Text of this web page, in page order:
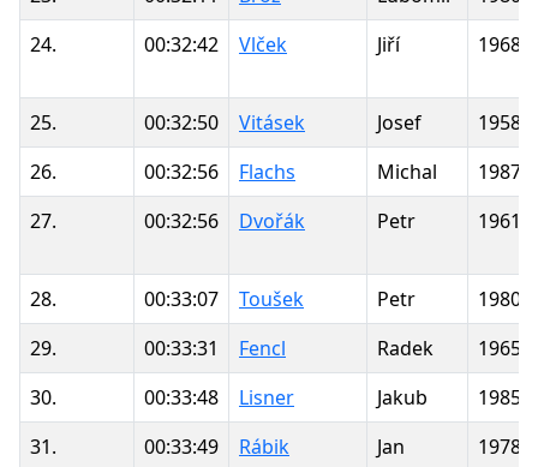
24.
00:32:42 Vlček Jiří 1968
25. 00:32:50 Vitásek Josef
1958
26.
00:32:56 Flachs Michal
1987
27.
00:32:56 Dvořák Petr 1961
28. 00:33:07 Toušek Petr
1980
29.
00:33:31 Fencl Radek
1965
30.
00:33:48 Lisner Jakub
1985
31.
00:33:49 Rábik Jan
1978